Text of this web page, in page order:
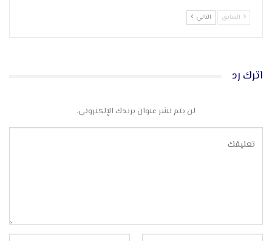
السابق التالي
اترك رد
لن يتم نشر عنوان بريدك الإلكتروني.